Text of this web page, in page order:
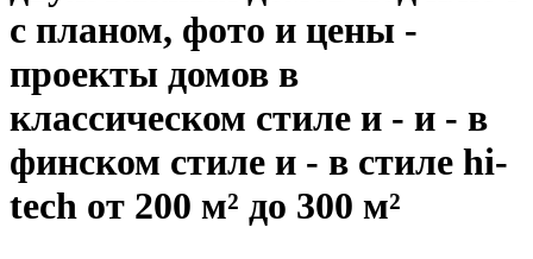
с планом, фото и цены -
проекты домов в
классическом стиле и - и - в
финском стиле и - в стиле hi-
tech от 200 м² до 300 м²